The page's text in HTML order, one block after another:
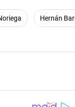
Hernán